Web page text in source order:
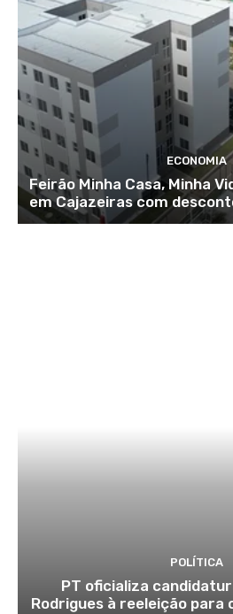
ECONOMIA
Feirão Minha Casa, Minha
em Cajazeiras com
POLÍTICA
PT oficializa
Rodrigues à reeleição para